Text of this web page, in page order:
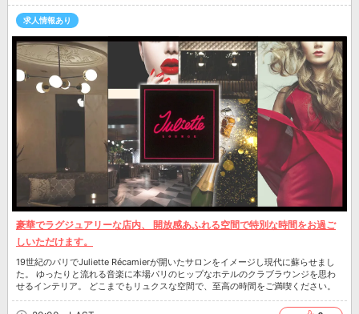
求人情報あり
豪華でラグジュアリーな店内、 開放感あふれる空間で特別な時間をお過ご
しいただけます。
19世紀のパリでJuliette Récamierが開いたサロンをイメージし現代に蘇らせまし
た。 ゆったりと流れる音楽に本場パリのヒップなホテルのクラブラウンジを思わ
せるインテリア。 どこまでもリュクスな空間で、至高の時間をご満喫ください。